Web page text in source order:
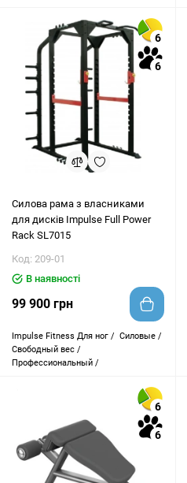
6
6
Силова рама з власниками
для дисків Impulse Full Power
Rack SL7015
Код: 209-01
В наявності
99 900 грн
Impulse Fitness Для ног / Силовые /
Свободный вес /
Профессиональный /
6
6